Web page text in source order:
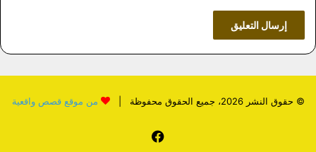
© حقوق النشر 2026، جميع الحقوق محفوظة | من موقع قصص واقعية